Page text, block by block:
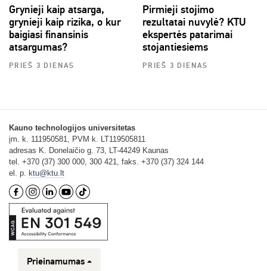
Grynieji kaip atsarga,
grynieji kaip rizika, o kur
baigiasi finansinis
atsargumas?
PRIEŠ 3 DIENAS
Pirmieji stojimo
rezultatai nuvylė? KTU
ekspertės patarimai
stojantiesiems
PRIEŠ 3 DIENAS
Kauno technologijos universitetas
įm. k. 111950581, PVM k. LT119505811
adresas K. Donelaičio g. 73, LT-44249 Kaunas
tel. +370 (37) 300 000, 300 421, faks. +370 (37) 324 144
el. p.
ktu@ktu.lt
Prieinamumas